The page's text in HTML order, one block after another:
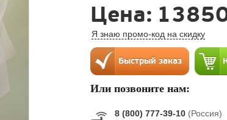
Цена:
Я знаю промо-код на скидку
Или позвоните нам:
8 (800) 777-39-10 (Россия)